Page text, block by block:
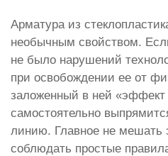
Арматура из
необычным свойством.
не было нарушений
при освобождении ее от
заложенный в ней
самостоятельно
линию. Главное не мешать
соблюдать простые